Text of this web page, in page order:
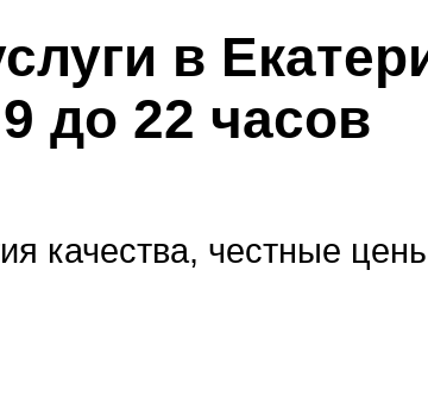
в
до 22 часов
качества, честные